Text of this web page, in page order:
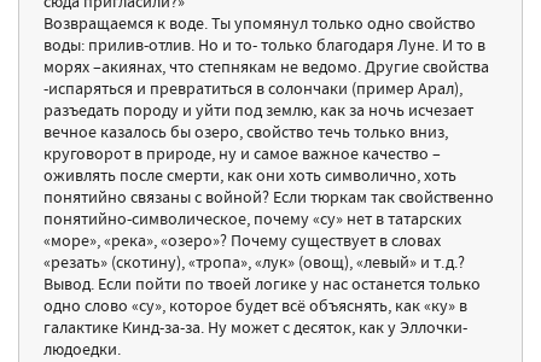
Возвращаемся к воде. Ты упомянул только одно свойство
воды: прилив-отлив. Но и то- только благодаря Луне. И то в
морях –акиянах, что степнякам не ведомо. Другие свойства
-испаряться и превратиться в солончаки (пример Арал),
разъедать породу и уйти под землю, как за ночь исчезает
вечное казалось бы озеро, свойство течь только вниз,
круговорот в природе, ну и самое важное качество –
оживлять после смерти, как они хоть символично, хоть
понятийно связаны с войной? Если тюркам так свойственно
понятийно-символическое, почему «су» нет в татарских
«море», «река», «озеро»? Почему существует в словах
«резать» (скотину), «тропа», «лук» (овощ), «левый» и т.д.?
Вывод. Если пойти по твоей логике у нас останется только
одно слово «су», которое будет всё объяснять, как «ку» в
галактике Кинд-за-за. Ну может с десяток, как у Эллочки-
людоедки.